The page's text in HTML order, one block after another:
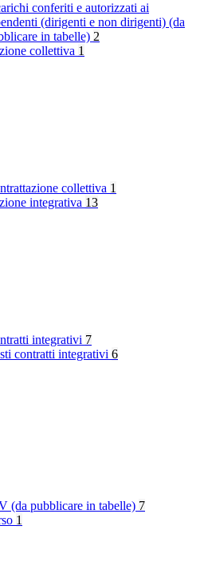
conferiti e autorizzati ai
(dirigenti e non dirigenti) (da
in tabelle) 2
collettiva 1
collettiva 1
integrativa 13
integrativi 7
contratti integrativi 6
(da pubblicare in tabelle) 7
1